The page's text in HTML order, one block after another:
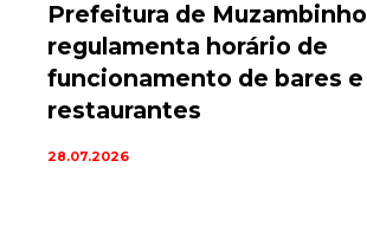
Prefeitura de Muzambinho
regulamenta horário de
funcionamento de bares e
restaurantes
28.07.2026